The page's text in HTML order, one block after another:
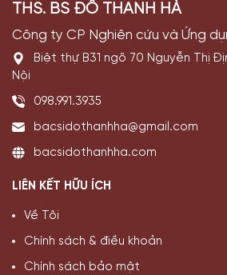
THS. BS ĐỖ THANH HÀ
Công ty CP Nghiên cứu và Ứng
Biệt thự B31 ngõ 70 Nguyễn Thị
Nội
098.991.3935
bacsidothanhha@gmail.com
bacsidothanhha.com
LIÊN KẾT HỮU ÍCH
Về Tôi
Chính sách & điều khoản
Chính sách bảo mật